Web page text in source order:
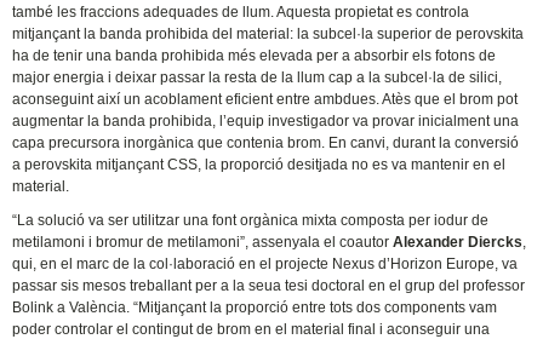
també les fraccions adequades de llum. Aquesta propietat es controla
mitjançant la banda prohibida del material: la subcel·la superior de perovskita
ha de tenir una banda prohibida més elevada per a absorbir els fotons de
major energia i deixar passar la resta de la llum cap a la subcel·la de silici,
aconseguint així un acoblament eficient entre ambdues. Atès que el brom pot
augmentar la banda prohibida, l’equip investigador va provar inicialment una
capa precursora inorgànica que contenia brom. En canvi, durant la conversió
a perovskita mitjançant CSS, la proporció desitjada no es va mantenir en el
material.
“La solució va ser utilitzar una font orgànica mixta composta per iodur de
metilamoni i bromur de metilamoni”, assenyala el coautorAlexander Diercks
qui, en el marc de la col·laboració en el projecte Nexus d’Horizon Europe, va
passar sis mesos treballant per a la seua tesi doctoral en el grup del professor
Bolink a València. “Mitjançant la proporció entre tots dos components vam
poder controlar el contingut de brom en el material final i aconseguir una